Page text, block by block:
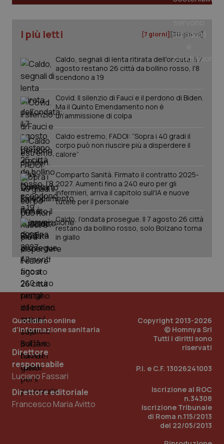
I più letti [7 giorni] [30 giorni]
Caldo, segnali di lenta ritirata dell'ondata: il 7
agosto restano 26 città da bollino rosso, l'8
scendono a 19
Covid. Il silenzio di Fauci e il perdono di Biden.
Ma il Quinto Emendamento non è
un’ammissione di colpa
Caldo estremo, FADOI: “Sopra i 40 gradi il
corpo può non riuscire più a disperdere il
calore”
Comparto Sanità. Firmato il contratto 2025-
2027. Aumenti fino a 240 euro per gli
infermieri, arriva il capitolo sull'IA e nuove
tutele per il personale
Caldo, l’ondata prosegue. Il 7 agosto 26 città
restano da bollino rosso, solo Bolzano torna
in giallo
Quotidiano online
d'informazione sanitaria
Direttore
responsabile
Luciano Fassari
Direttore editoriale
Francesco Maria Avitto
Copyright 2013-2026
© Homnya Srl
Tutti i diritti sono
riservati
P.I. e C.F. 13026241003
Iscrizione al ROC
n.34308
Iscrizione Tribunale
di Roma n.115/2013
del 22/05/2013
tracking-enable
tracking-sites-ironfish-
_ga
Google LLC
.quotidianosanita.it
PHPSESSID
PHP.net
www.quotidianosanita.it